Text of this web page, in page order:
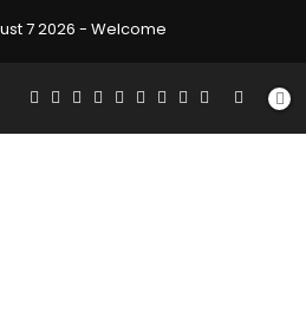
7 2026 - Welcome